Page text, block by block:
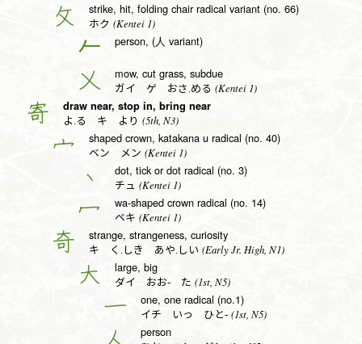
攵 strike, hit, folding chair radical variant (no. 66)
ホク (Kentei 1)
𠂉 person, (人 variant)
乂 mow, cut grass, subdue
ガイ ゲ おさ.める (Kentei 1)
寄 draw near, stop in, bring near
よ.る キ より (5th, N3)
宀 shaped crown, katakana u radical (no. 40)
ベン メン (Kentei 1)
丶 dot, tick or dot radical (no. 3)
チュ (Kentei 1)
冖 wa-shaped crown radical (no. 14)
ベキ (Kentei 1)
奇 strange, strangeness, curiosity
キ く.しき あや.しい (Early Jr. High, N1)
大 large, big
ダイ おお- た (1st, N5)
一 one, one radical (no.1)
イチ いっ ひと- (1st, N5)
人 person